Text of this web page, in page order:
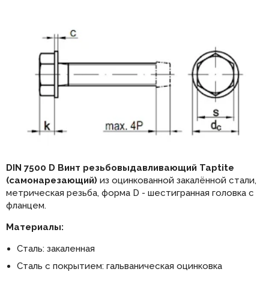
DIN 7500 D Винт резьбовыдавливающий Taptite
(самонарезающий) из оцинкованной закалённой стали,
метрическая резьба, форма D - шестигранная головка с
фланцем.
Материалы:
Сталь: закаленная
Сталь с покрытием: гальваническая оцинковка